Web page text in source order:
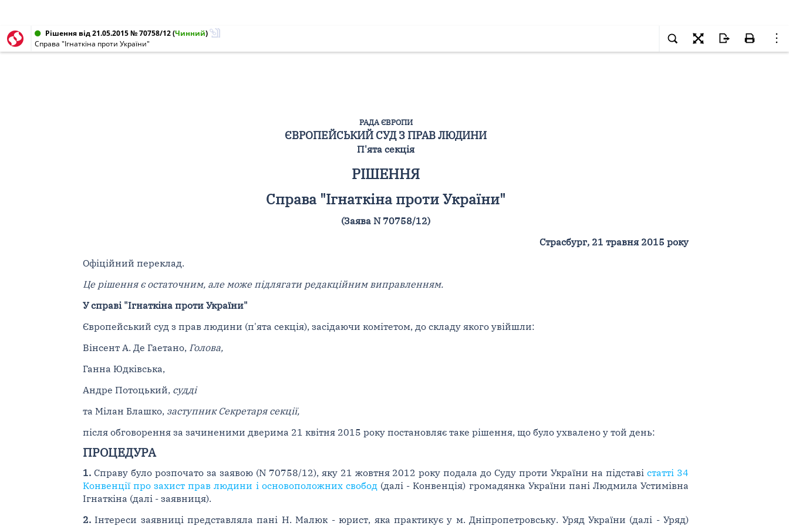
Рішення від 21.05.2015 № 70758/12(Чинний)
Справа "Ігнаткіна проти України"
РАДА ЄВРОПИ
ЄВРОПЕЙСЬКИЙ СУД З ПРАВ ЛЮДИНИ
П'ята секція
РІШЕННЯ
Справа "Ігнаткіна проти України"
(Заява N 70758/12)
Страсбург, 21 травня 2015 року
Офіційний переклад.
Це рішення є остаточним, але може підлягати редакційним виправленням.
У справі "Ігнаткіна проти України"
Європейський суд з прав людини (п'ята секція), засідаючи комітетом, до складу якого увійшли:
Вінсент А. Де Гаетано, Голова,
Ганна Юдківська,
Андре Потоцький, судді
та Мілан Блашко, заступник Секретаря секції,
після обговорення за зачиненими дверима 21 квітня 2015 року постановляє таке рішення, що було ухвалено у той день:
ПРОЦЕДУРА
1.Справу було розпочато за заявою (N 70758/12), яку 21 жовтня 2012 року подала до Суду проти України на підставістатті 34
Конвенції про захист прав людини і основоположних свобод (далі - Конвенція) громадянка України пані Людмила Устимівна
Ігнаткіна (далі - заявниця).
2.Інтереси заявниці представляла пані Н. Малюк - юрист, яка практикує у м. Дніпропетровську. Уряд України (далі - Уряд)